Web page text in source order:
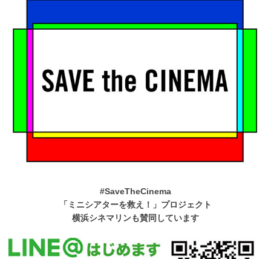
#SaveTheCinema
「ミニシアターを救え！」プロジェクト
横浜シネマリンも賛同しています